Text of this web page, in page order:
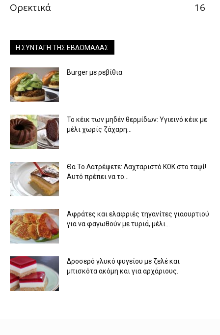
Ορεκτικά
16
Η ΣΥΝΤΑΓΉ ΤΗΣ ΕΒΔΟΜΆΔΑΣ
Burger με ρεβίθια
Το κέικ των μηδέν θερμίδων: Υγιεινό κέικ με
μέλι χωρίς ζάχαρη...
Θα Το Λατρέψετε: Λαχταριστό ΚΩΚ στο ταψί!
Αυτό πρέπει να το...
Αφράτες και ελαφριές τηγανίτες γιαουρτιού
για να φαγωθούν με τυριά, μέλι...
Δροσερό γλυκό ψυγείου με ζελέ και
μπισκότα ακόμη και για αρχάριους.